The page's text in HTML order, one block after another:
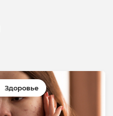
Здоровье